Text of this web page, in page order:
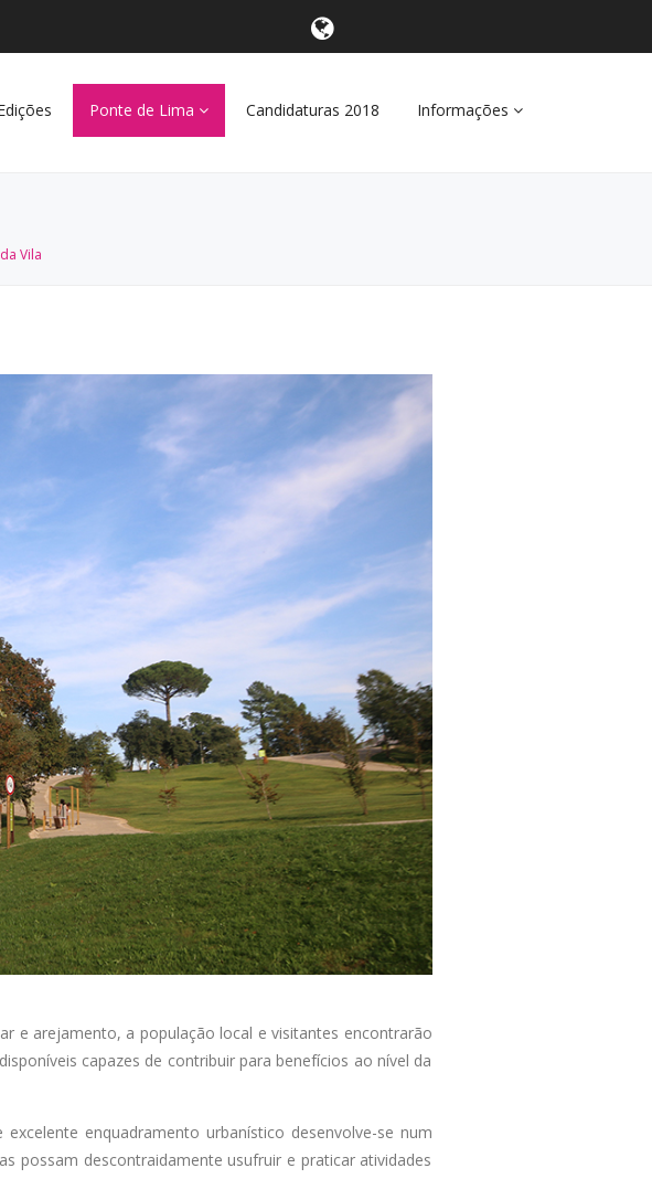
Ponte de Lima Candidaturas 2018 Informações
Vila
e arejamento, a população local e visitantes encontrarão
capazes de contribuir para benefícios ao nível da
enquadramento urbanístico desenvolve-se num
possam descontraidamente usufruir e praticar atividades